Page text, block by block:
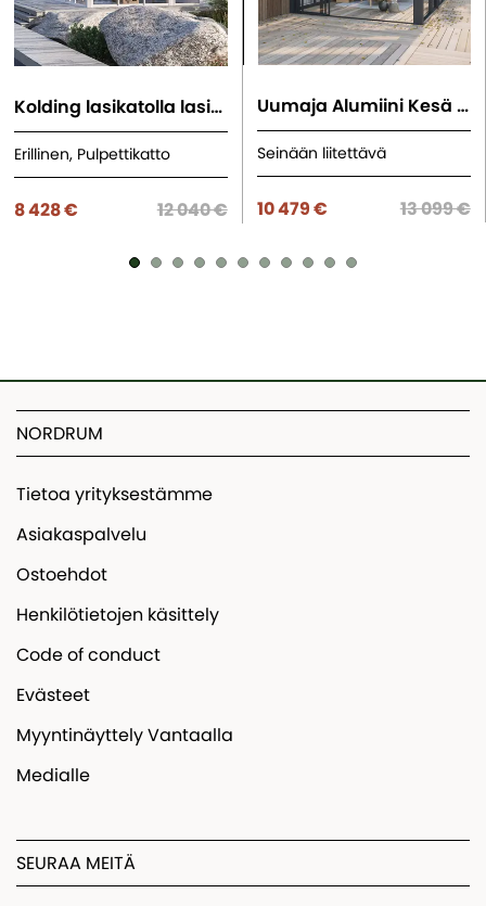
Kolding lasikatolla lasiterassi
Erillinen, Pulpettikatto
8 428 € 12 040 €
Uumaja Alumiini Kesä Lasiterassi
Seinään liitettävä
10 479 € 13 099 €
NORDRUM
Tietoa yrityksestämme
Asiakaspalvelu
Ostoehdot
Henkilötietojen käsittely
Code of conduct
Evästeet
Myyntinäyttely Vantaalla
Medialle
SEURAA MEITÄ